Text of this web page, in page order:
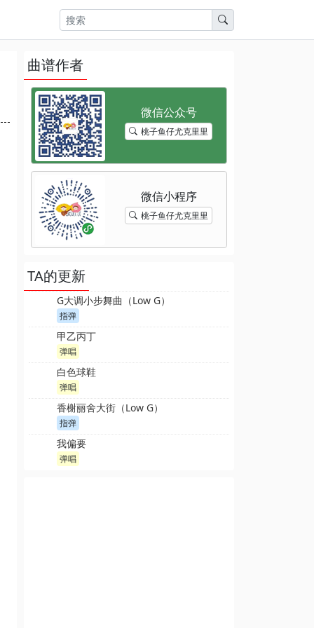
曲谱作者
桃子鱼仔尤克里里
桃子鱼仔尤克里里
TA的更新
G大调小步舞曲（Low G）
指弹
甲乙丙丁
弹唱
白色球鞋
弹唱
香榭丽舍大街（Low G）
指弹
我偏要
弹唱